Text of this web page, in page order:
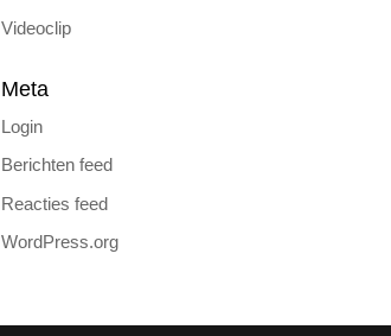
Videoclip
Meta
Login
Berichten feed
Reacties feed
WordPress.org